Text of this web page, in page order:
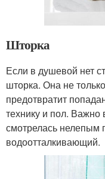
Шторка
Если в душевой нет
шторка. Она не
предотвратит
технику и пол. Важно
смотрелась нелепым
водоотталкивающий.